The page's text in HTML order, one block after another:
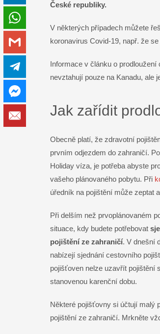
Telegram
České republiky.
V některých případech můžete
koronavirus Covid-19, např. že
Informace v článku o
nevztahují pouze na Kanadu, ale
Jak zařídit
Obecně platí, že zdravotní
prvním odjezdem do zahraničí.
Holiday víza, je potřeba abyste
vašeho plánovaného pobytu. Při
úředník na pojištění může zeptat
Při delším než prvoplánovaném
situace, kdy budete potřebovat
pojištění ze zahraničí. V dnešní
nabízejí sjednání cestovního
pojišťoven nelze uzavřít pojištění
stanovenou karenční dobu.
Některé pojišťovny si účtují malý
pojištění ze zahraničí. Mrkněte